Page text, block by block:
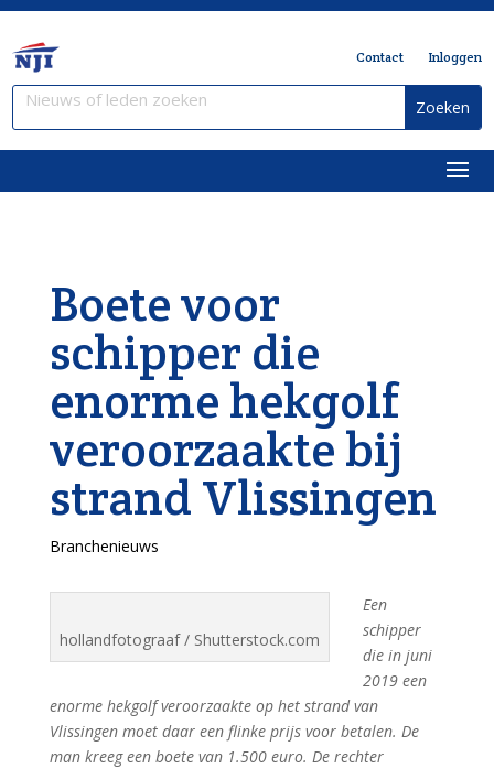
Contact Inloggen
Boete voor
schipper die
enorme hekgolf
veroorzaakte bij
strand Vlissingen
Branchenieuws
hollandfotograaf / Shutterstock.com
Een
schipper
die in juni
2019 een
enorme hekgolf veroorzaakte op het strand van
Vlissingen moet daar een flinke prijs voor betalen. De
man kreeg een boete van 1.500 euro. De rechter